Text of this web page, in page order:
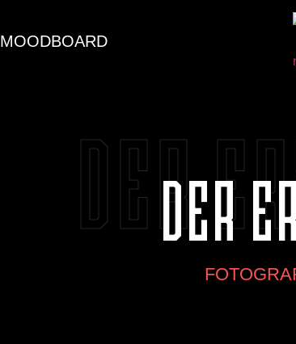
MOODBOARD
DERDER